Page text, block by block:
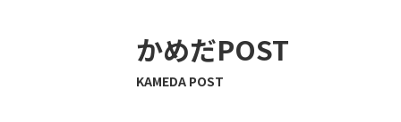
かめだPOST